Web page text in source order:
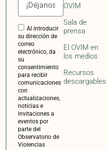
desea recibir
más
actualizaciones,
noticias e
invitaciones a
eventos
relacionados con
el OVIM, por
favor, envíe un
correo
electrónico a
info@ovim.org
con el asunto
"Baja".
ENVIAR